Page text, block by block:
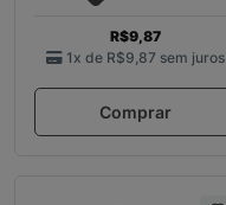
R$9,87
1x de R$9,87 sem juros
Comprar